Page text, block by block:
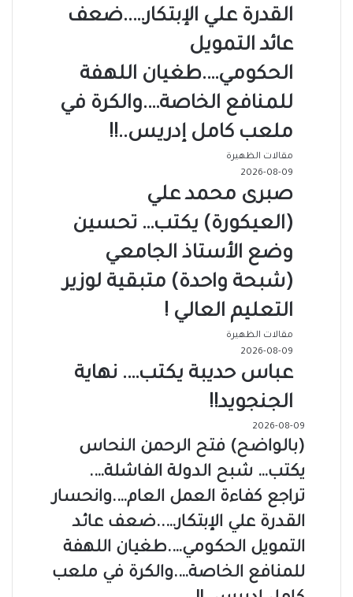
القدرة علي الإبتكار…..ضعف
عائد التمويل
الحكومي….طغيان اللهفة
للمنافع الخاصة….والكرة في
ملعب كامل إدريس..!!
مقالات الظهيرة
2026-08-09
صبرى محمد علي
(العيكورة) يكتب… تحسين
وضع الأستاذ الجامعي
(شبحة واحدة) متبقية لوزير
التعليم العالي !
مقالات الظهيرة
2026-08-09
عباس حديبة يكتب…. نهاية
الجنجويد!!
2026-08-09
(بالواضح) فتح الرحمن النحاس
يكتب… شبح الدولة الفاشلة….
تراجع كفاءة العمل العام….وانحسار
القدرة علي الإبتكار…..ضعف عائد
التمويل الحكومي….طغيان اللهفة
للمنافع الخاصة….والكرة في ملعب